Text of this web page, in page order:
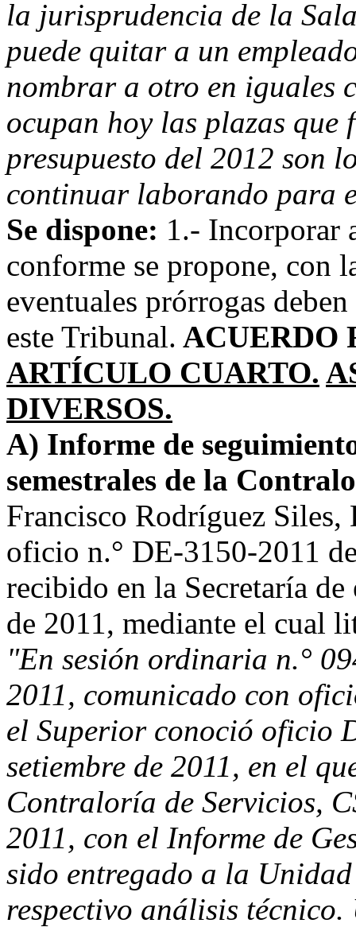
la jurisprudencia de la
puede quitar a un
nombrar a otro en iguales
ocupan hoy las plazas
presupuesto del 2012 son
continuar laborando para
Se dispone: 1.- Incorporar
conforme se propone, con
eventuales prórrogas
este Tribunal. ACUERDO
ARTÍCULO CUARTO.
DIVERSOS.
A) Informe de
semestrales de la
Francisco Rodríguez
oficio n.° DE-3150-2011
recibido en la Secretaría
de 2011, mediante el cual
"En sesión ordinaria n.°
2011, comunicado con
el Superior conoció oficio
setiembre de 2011, en el
Contraloría de Servicios,
2011, con el Informe de
sido entregado a la
respectivo análisis